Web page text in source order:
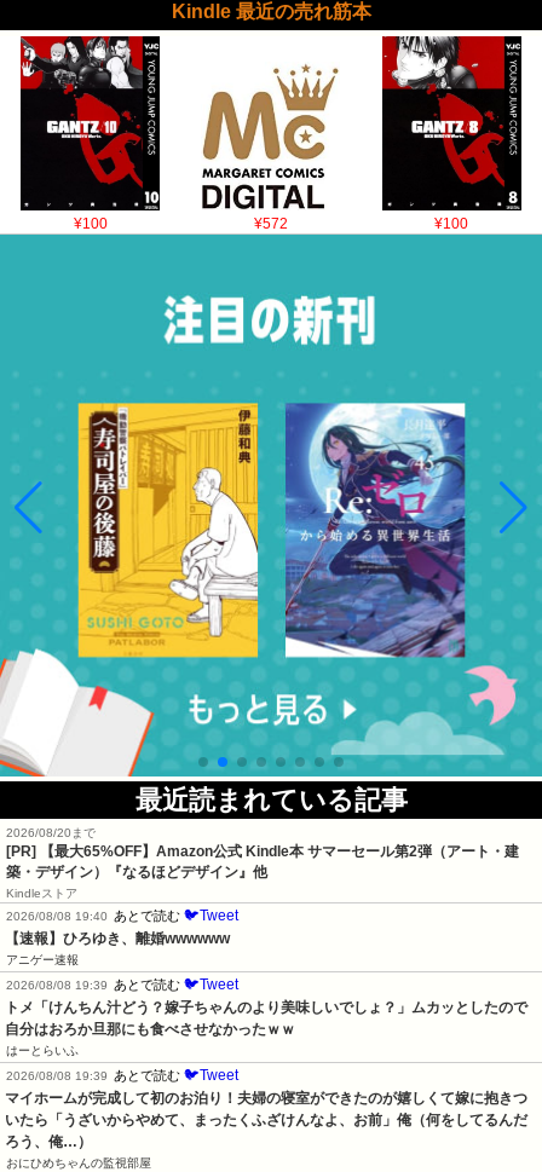
Kindle 最近の売れ筋本
¥100 ¥572 ¥100
最近読まれている記事
2026/08/20まで
[PR]
【最大65%OFF】Amazon公式 Kindle本 サマーセール第2弾（アート・建
築・デザイン）『なるほどデザイン』他
Kindleストア
2026/08/08 19:40
あとで読む 🐦Tweet
【速報】ひろゆき、離婚wwwwww
アニゲー速報
2026/08/08 19:39
あとで読む 🐦Tweet
トメ「けんちん汁どう？嫁子ちゃんのより美味しいでしょ？」ムカッとしたので
自分はおろか旦那にも食べさせなかったｗｗ
はーとらいふ
2026/08/08 19:39
あとで読む 🐦Tweet
マイホームが完成して初のお泊り！夫婦の寝室ができたのが嬉しくて嫁に抱きつ
いたら「うざいからやめて、まったくふざけんなよ、お前」俺（何をしてるんだ
ろう、俺…）
おにひめちゃんの監視部屋